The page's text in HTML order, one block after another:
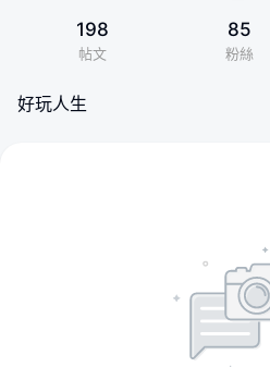
198
帖文
85
粉絲
好玩人生